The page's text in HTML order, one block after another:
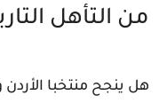
من التأهل
هل ينجح منتخبا